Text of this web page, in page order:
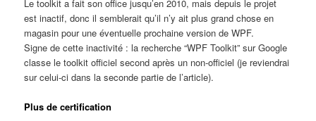
Le toolkit a fait son office jusqu’en 2010, mais depuis le projet
est inactif, donc il semblerait qu’il n’y ait plus grand chose en
magasin pour une éventuelle prochaine version de WPF.
Signe de cette inactivité : la recherche “WPF Toolkit” sur Google
classe le toolkit officiel second après un non-officiel (je reviendrai
sur celui-ci dans la seconde partie de l’article).
Plus de certification